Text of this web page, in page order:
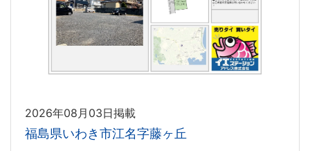
2026年08月03日掲載
福島県いわき市江名字藤ヶ丘